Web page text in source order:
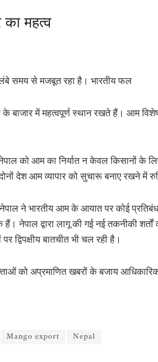
का महत्व
समय से मजबूत रहा है। भारतीय फल
बाजार में महत्वपूर्ण स्थान रखते हैं। आम
को आम का निर्यात न केवल किसानों के
देश आम व्यापार को सुचारू बनाए रखने में
नेपाल ने भारतीय आम के आयात पर कोई प्रतिबंध
द्वारा लागू की गई नई तकनीकी शर्तों
द्विपक्षीय बातचीत भी चल रही है।
को अप्रमाणित खबरों के बजाय
Mango export Nepal